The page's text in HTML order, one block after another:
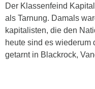
Der Klassenfeind
als Tarnung. Damals
kapitalisten, die den
heute sind es wiederum
getarnt in Blackrock,